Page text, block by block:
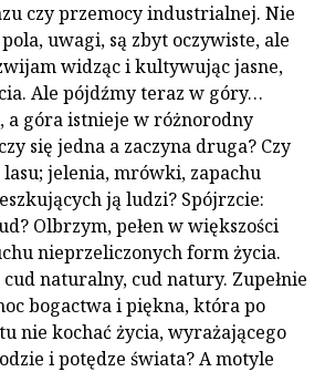
czy przemocy industrialnej. Nie
uwagi, są zbyt oczywiste, ale
widząc i kultywując jasne,
Ale pójdźmy teraz w góry…
a góra istnieje w różnorodny
się jedna a zaczyna druga? Czy
jelenia, mrówki, zapachu
ją ludzi? Spójrzcie:
Olbrzym, pełen w większości
nieprzeliczonych form życia.
naturalny, cud natury. Zupełnie
bogactwa i piękna, która po
nie kochać życia, wyrażającego
i potędze świata? A motyle